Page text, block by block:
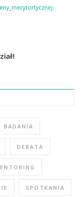
BADANIA
DEBATA
SPOTKANIA